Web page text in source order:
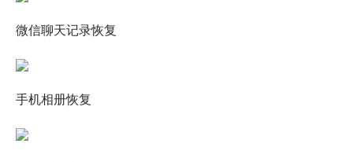
微信聊天记录恢复
手机相册恢复